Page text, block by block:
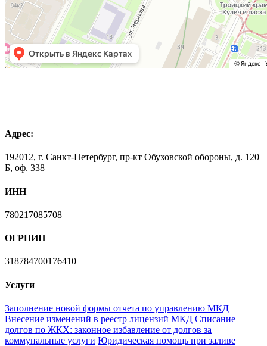
Адрес:
192012, г. Санкт-Петербург, пр-кт Обуховской обороны, д. 120
Б, оф. 338
ИНН
780217085708
ОГРНИП
318784700176410
Услуги
Заполнение новой формы отчета по управлению МКД
Внесение изменений в реестр лицензий МКД Списание
долгов по ЖКХ: законное избавление от долгов за
коммунальные услуги Юридическая помощь при заливе